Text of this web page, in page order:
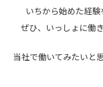
いちから始めた経験
ぜひ、いっしょに働
当社で働いてみたいと